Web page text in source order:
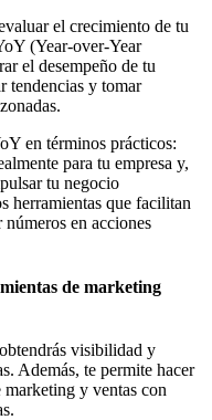
el crecimiento de tu
(Year-over-Year
el desempeño de tu
tendencias y tomar
en términos prácticos:
para tu empresa y,
tu negocio
herramientas que facilitan
en acciones
de marketing
visibilidad y
Además, te permite hacer
marketing y ventas con